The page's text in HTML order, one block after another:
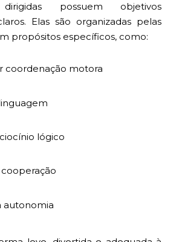
dirigidas possuem objetivos
Elas são organizadas pelas
propósitos específicos, como:
coordenação motora
lógico
cooperação
autonomia